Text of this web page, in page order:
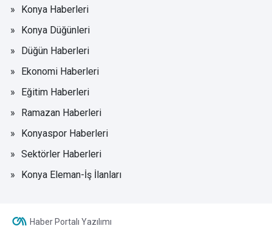
Konya Haberleri
Konya Düğünleri
Düğün Haberleri
Ekonomi Haberleri
Eğitim Haberleri
Ramazan Haberleri
Konyaspor Haberleri
Sektörler Haberleri
Konya Eleman-İş İlanları
Haber Portalı Yazılımı